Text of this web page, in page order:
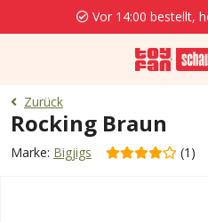
Vor 14:00 bestellt,
Zurück
Rocking Braun
Marke: Bigjigs (1)